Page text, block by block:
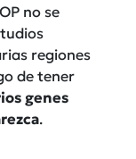
no se
regiones
de tener
genes
.